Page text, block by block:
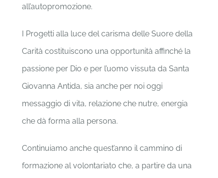
all’autopromozione.
I Progetti alla luce del carisma delle Suore della
Carità costituiscono una opportunità affinché la
passione per Dio e per l’uomo vissuta da Santa
Giovanna Antida, sia anche per noi oggi
messaggio di vita, relazione che nutre, energia
che dà forma alla persona.
Continuiamo anche quest’anno il cammino di
formazione al volontariato che, a partire da una